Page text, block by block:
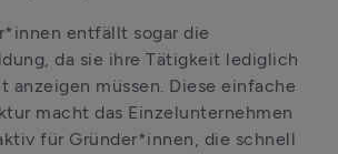
entfällt sogar die
da sie ihre Tätigkeit lediglich
anzeigen müssen. Diese einfache
macht das Einzelunternehmen
für Gründer*innen, die schnell